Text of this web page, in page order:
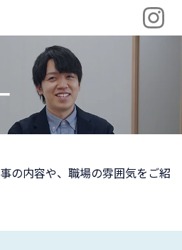
の内容や、職場の雰囲気をご紹